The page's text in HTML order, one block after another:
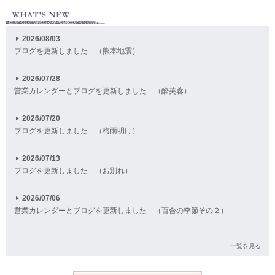
2026/08/03
ブログを更新しました （熊本地震）
2026/07/28
営業カレンダーとブログを更新しました （酔芙蓉）
2026/07/20
ブログを更新しました （梅雨明け）
2026/07/13
ブログを更新しました （お別れ）
2026/07/06
営業カレンダーとブログを更新しました （百合の季節その２）
一覧を見る